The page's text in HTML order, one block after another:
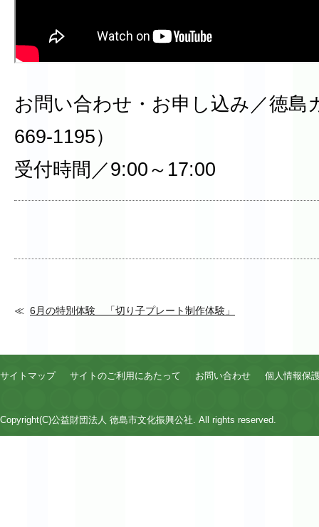
お問い合わせ・お申し込み／徳島
669-1195）
受付時間／9:00～17:00
6月の特別体験 「切り子プレート制作体験」
サイトマップ サイトのご利用にあたって お問い合わせ 個人情報保
Copyright(C)公益財団法人 徳島市文化振興公社. All rights reserved.